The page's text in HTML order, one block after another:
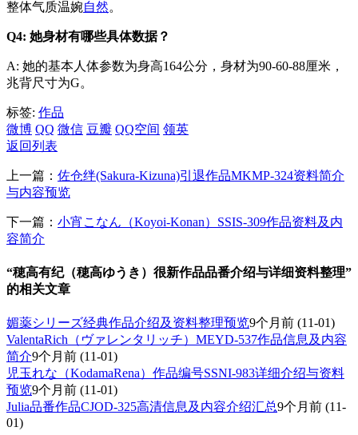
整体气质温婉自然。
Q4: 她身材有哪些具体数据？
A: 她的基本人体参数为身高164公分，身材为90-60-88厘米，
兆背尺寸为G。
标签: 作品
微博 QQ 微信 豆瓣 QQ空间 领英
返回列表
上一篇： 佐仓绊(Sakura-Kizuna)引退作品MKMP-324资料简介
与内容预览
下一篇： 小宵こなん（Koyoi-Konan）SSIS-309作品资料及内
容简介
“穂高有纪（穂高ゆうき）很新作品品番介绍与详细资料整理”
的相关文章
媚薬シリーズ经典作品介绍及资料整理预览9个月前 (11-01)
ValentaRich（ヴァレンタリッチ）MEYD-537作品信息及内容
简介9个月前 (11-01)
児玉れな（KodamaRena）作品编号SSNI-983详细介绍与资料
预览9个月前 (11-01)
Julia品番作品CJOD-325高清信息及内容介绍汇总9个月前 (11-
01)